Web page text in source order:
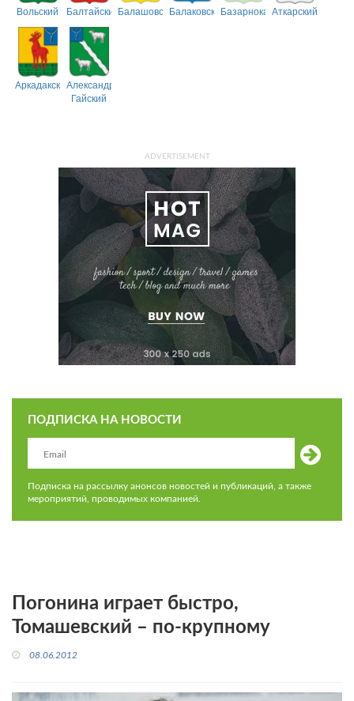
Вольский БалтайскийБалашовскийБалаковскийБазарнокарабулакский
Аткарский
АркадакскийАлександрово-
Гайский
ADVERTISEMENT
ПОДПИСКА НА НОВОСТИ
Подписка на рассылку анонсов новостей и публикаций, а также
мероприятий, проводимых компанией.
Погонина играет быстро,
Томашевский – по-крупному
08.06.2012